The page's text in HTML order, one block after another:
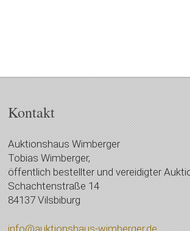
Kontakt
Auktionshaus Wimberger
Tobias Wimberger,
öffentlich bestellter und vereidigter
Schachtenstraße 14
84137 Vilsbiburg
info@auktionshaus-wimberger.de